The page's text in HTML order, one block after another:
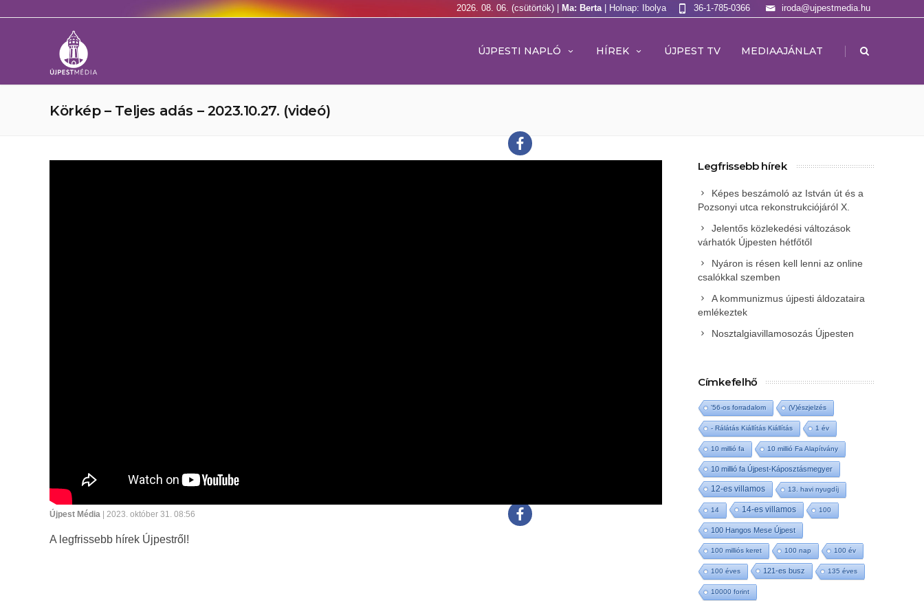
2026. 08. 06. (csütörtök) | Ma: Berta | Holnap: Ibolya iroda@ujpestmedia.hu
36-1-785-0366
ÚJPESTI NAPLÓ HÍREK ÚJPEST TV MEDIAAJÁNLAT |
Körkép – Teljes adás – 2023.10.27. (videó)
Újpest Média | 2023. október 31. 08:56
A legfrissebb hírek Újpestről!
Legfrissebb hírek
Képes beszámoló az István út és a
Pozsonyi utca rekonstrukciójáról X.
Jelentős közlekedési változások
várhatók Újpesten hétfőtől
Nyáron is résen kell lenni az online
csalókkal szemben
A kommunizmus újpesti áldozataira
emlékeztek
Nosztalgiavillamosozás Újpesten
Címkefelhő
'56-os forradalom (V)észjelzés
- Rálátás Kiállítás Kiállítás 1 év
10 millió fa 10 millió Fa Alapítvány
10 millió fa Újpest-Káposztásmegyer
12-es villamos 13. havi nyugdíj
14 14-es villamos 100
100 Hangos Mese Újpest
100 milliós keret 100 nap 100 év
100 éves 121-es busz 135 éves
10000 forint